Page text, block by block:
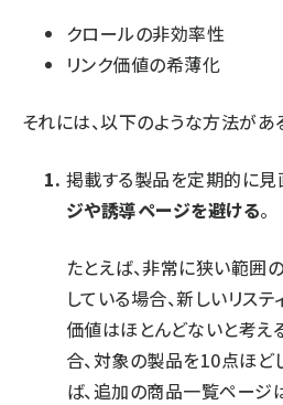
クロールの非効率性
リンク価値の希薄化
それには、以下のような方法があ
掲載する製品を定期的に見
ジや誘導ページを避ける。
たとえば、非常に狭い範
している場合、新しいリス
価値はほとんどないと考え
合、対象の製品を10点ほ
ば、追加の商品一覧ページ